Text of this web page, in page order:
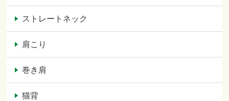
ストレートネック
肩こり
巻き肩
猫背